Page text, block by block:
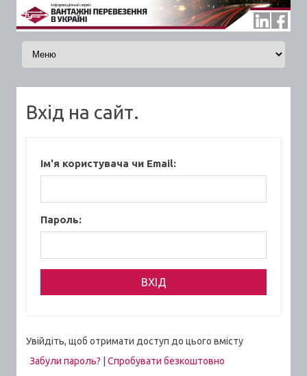
Skip to content
Вхід на сайт.
Ім'я користувача чи Email:
Пароль:
Увійдіть, щоб отримати доступ до цього вмісту
Забули пароль?
Спробувати безкоштовно